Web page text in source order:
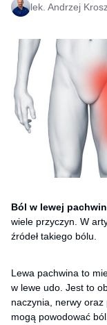
lek. Andrzej
Ból w lewej
wiele przyczyn. W
źródeł takiego bólu.
Lewa pachwina to
w lewe udo. Jest to
naczynia, nerwy oraz
mogą powodować